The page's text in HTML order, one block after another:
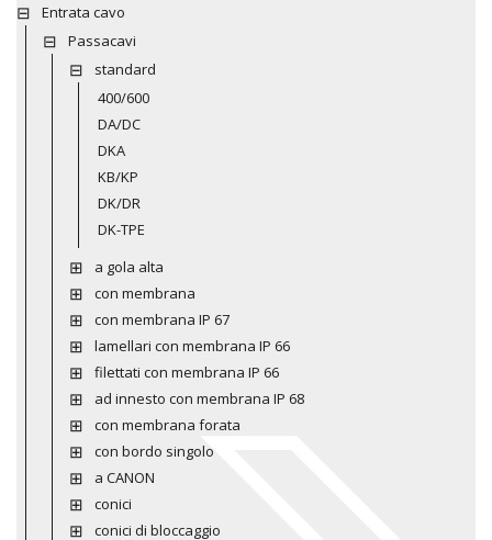
Entrata cavo
Passacavi
standard
400/600
DA/DC
DKA
KB/KP
DK/DR
DK-TPE
a gola alta
con membrana
con membrana IP 67
lamellari con membrana IP 66
filettati con membrana IP 66
ad innesto con membrana IP 68
con membrana forata
con bordo singolo
a CANON
conici
conici di bloccaggio